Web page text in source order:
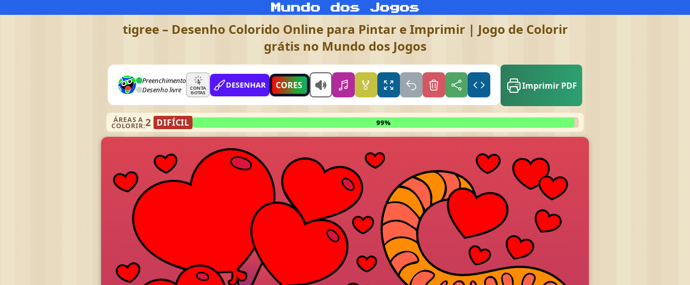
tigree – Desenho Colorido Online para Pintar e Imprimir | Jogo de Colorir
grátis no Mundo dos Jogos
Preenchimento
Desenho livre
CONTA
GOTAS
DESENHAR CORES 🏅 Imprimir PDF
ÁREAS A
COLORIR:2 DIFÍCIL 99%